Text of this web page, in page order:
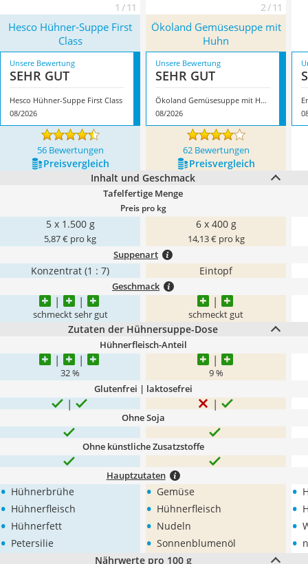
1 / 11 2 / 11
Hesco Hühner-Suppe First
Class
Ökoland Gemüsesuppe mit
Huhn
Unsere Bewertung
SEHR GUT
Hesco Hühner-Suppe First Class
08/2026
Unsere Bewertung
SEHR GUT
Ökoland Gemüsesuppe mit Huhn
08/2026
56 Bewertungen 62 Bewertungen
Preis­vergleich
Preis­vergleich
Inhalt und Geschmack
Tafelfertige Menge
Preis pro kg
5 x 1.500 g
5,87 € pro kg
6 x 400 g
14,13 € pro kg
Suppenart
Konzentrat (1 : 7) Eintopf
Geschmack
schmeckt sehr gut schmeckt gut
Zutaten der Hühnersuppe-Dose
Hühnerfleisch-Anteil
32 % 9 %
Glutenfrei | laktosefrei
Ohne Soja
Ohne künstliche Zusatzstoffe
Hauptzutaten
• Hühnerbrühe
• Hühnerfleisch
• Hühnerfett
• Petersilie
• Gemüse
• Hühnerfleisch
• Nudeln
• Sonnenblumenöl
•
•
•
•
Nährwerte pro 100 g